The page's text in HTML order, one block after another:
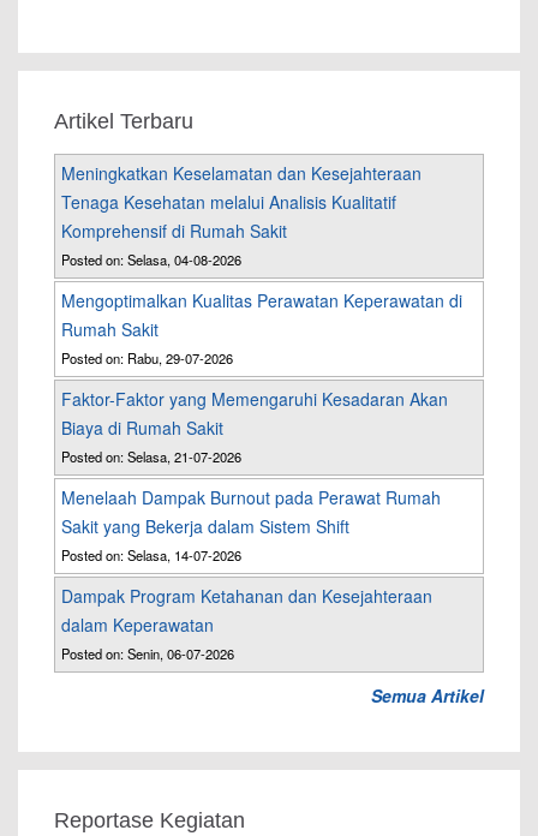
Artikel Terbaru
Meningkatkan Keselamatan dan Kesejahteraan
Tenaga Kesehatan melalui Analisis Kualitatif
Komprehensif di Rumah Sakit
Posted on: Selasa, 04-08-2026
Mengoptimalkan Kualitas Perawatan Keperawatan di
Rumah Sakit
Posted on: Rabu, 29-07-2026
Faktor-Faktor yang Memengaruhi Kesadaran Akan
Biaya di Rumah Sakit
Posted on: Selasa, 21-07-2026
Menelaah Dampak Burnout pada Perawat Rumah
Sakit yang Bekerja dalam Sistem Shift
Posted on: Selasa, 14-07-2026
Dampak Program Ketahanan dan Kesejahteraan
dalam Keperawatan
Posted on: Senin, 06-07-2026
Semua Artikel
Reportase Kegiatan